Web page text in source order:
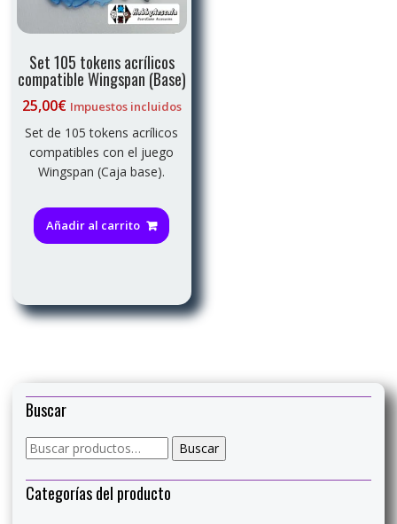
Set 105 tokens acrílicos
compatible Wingspan (Base)
25,00€ Impuestos incluidos
Set de 105 tokens acrílicos
compatibles con el juego
Wingspan (Caja base).
Añadir al carrito
Buscar
Buscar
por:
Buscar
Categorías del producto